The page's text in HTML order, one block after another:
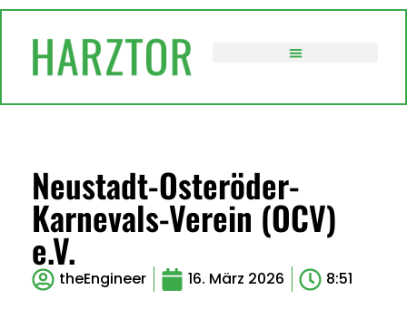
Neustadt-Osteröder-
Karnevals-Verein (OCV)
e.V.
theEngineer 16. März 2026 8:51